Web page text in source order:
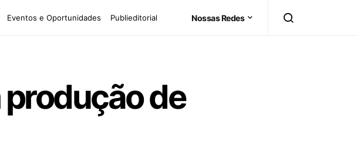
Eventos e Oportunidades Publieditorial Nossas Redes
de